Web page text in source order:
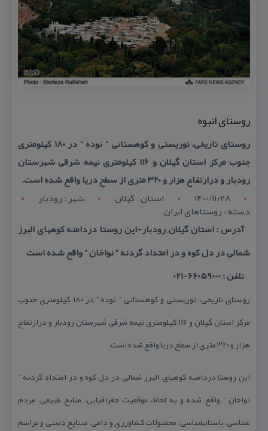
روستای انبوه
روستای تاریخی، توریستی و كوهستانی ” نوده ” در ۱۸۰ كیلومتری
جنوب مركز استان گیلان و ۱۱۶ كیلومتری نیمه‌ شرقی شهرستان
رودبار و درارتفاع هزار و ۳۲۰ متری از سطح دریا واقع شده است.
1400/11/28
استان : گيلان شهر : رودبار
دسته : روستاهای ایران
آدرس : استان گیلان, رودبار-این روستا دردامنه كوههای البرز
شمالی در دل كوه و در امتداد گردنه ” نواخان ” واقع شده است
تلفن : 66059000-021
روستای تاریخی، توریستی و كوهستانی ” نوده ” در ۱۸۰ كیلومتری جنوب
مركز استان گیلان و ۱۱۶ كیلومتری نیمه‌ شرقی شهرستان رودبار و درارتفاع
هزار و ۳۲۰ متری از سطح دریا واقع شده است.
این روستا دردامنه كوههای البرز شمالی در دل كوه و در امتداد گردنه ”
نواخان ” واقع شده و به لحاظ، موقعیت جغرافیایی، منابع طبیعی، مردم
شناسی، باستانشناسی، محصولات كشاورزی و دامی، صنایع دستی و مراسم